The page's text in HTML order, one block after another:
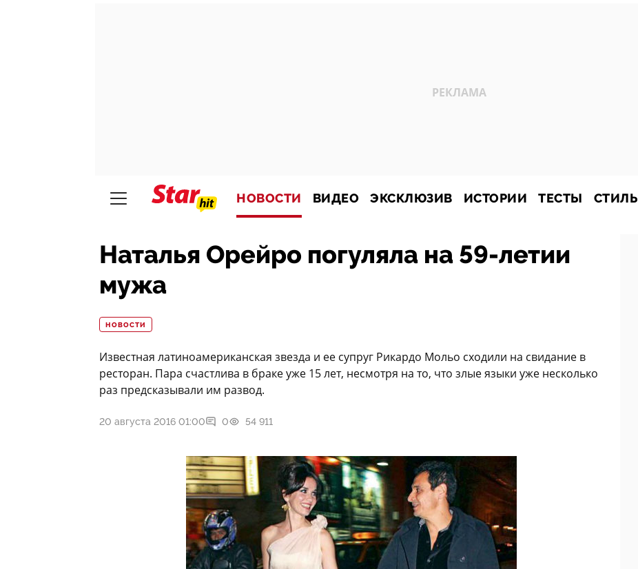
НОВОСТИ ВИДЕО ЭКСКЛЮЗИВ ИСТОРИИ ТЕСТЫ СТИЛЬ
Наталья Орейро погуляла на 59-летии
мужа
НОВОСТИ
Известная латиноамериканская звезда и ее супруг Рикардо Мольо сходили на свидание в
ресторан. Пара счастлива в браке уже 15 лет, несмотря на то, что злые языки уже несколько
раз предсказывали им развод.
20 августа 2016 01:00 0 54 911